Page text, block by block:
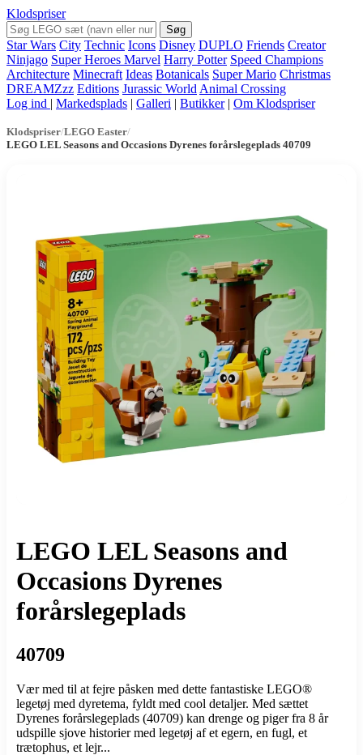
Klodspriser
Søg
Star Wars City Technic Icons Disney DUPLO Friends Creator
Ninjago Super Heroes Marvel Harry Potter Speed Champions
Architecture Minecraft Ideas Botanicals Super Mario Christmas
DREAMZzz Editions Jurassic World Animal Crossing
Log ind | Markedsplads | Galleri | Butikker | Om Klodspriser
Klodspriser/LEGO Easter/
LEGO LEL Seasons and Occasions Dyrenes forårslegeplads 40709
LEGO LEL Seasons and
Occasions Dyrenes
forårslegeplads
40709
Vær med til at fejre påsken med dette fantastiske LEGO®
legetøj med dyretema, fyldt med cool detaljer. Med sættet
Dyrenes forårslegeplads (40709) kan drenge og piger fra 8 år
udspille sjove historier med legetøj af et egern, en fugl, et
trætophus, et lejr...